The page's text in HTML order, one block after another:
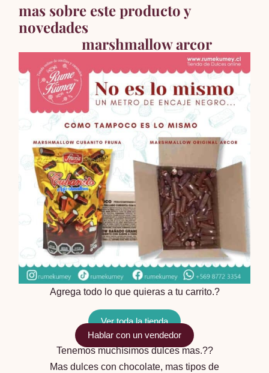
mas sobre este producto y
novedades
marshmallow arcor
Agrega todo lo que quieras a tu carrito.?
Ver toda la tienda
Hablar con un vendedor
Tenemos muchísimos dulces mas.??
Mas dulces con chocolate, mas tipos de